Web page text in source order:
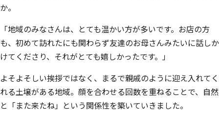
か。
「地域のみなさんは、とても温かい方が多いです。お店の方
も、初めて訪れたにも関わらず友達のお母さんみたいに話しか
けてくださり、それがとても嬉しかったです。」
よそよそしい挨拶ではなく、まるで親戚のように迎え入れてく
れる土壌がある地域。顔を合わせる回数を重ねることで、自然
と「また来たね」という関係性を築いていきました。